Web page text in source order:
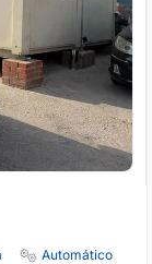
Automático